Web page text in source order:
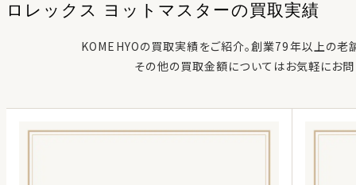
ロレックス ヨットマスターの 買取実績
KOMEHYOの買取実績をご紹介。創業79年以上の老
その他の買取金額についてはお気軽にお問